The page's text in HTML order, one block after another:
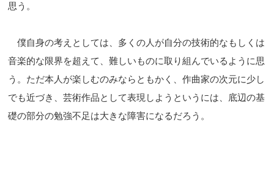
思う。
僕自身の考えとしては、多くの人が自分の技術的なもしくは
音楽的な限界を超えて、難しいものに取り組んでいるように思
う。ただ本人が楽しむのみならともかく、作曲家の次元に少し
でも近づき、芸術作品として表現しようというには、底辺の基
礎の部分の勉強不足は大きな障害になるだろう。